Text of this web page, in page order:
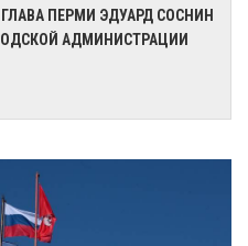
ПЕРМИ ЭДУАРД СОСНИН
АДМИНИСТРАЦИИ